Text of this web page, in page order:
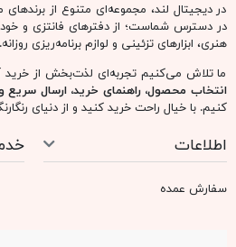
در دیجیتال لند، مجموعه‌ای متنوع از
در دسترس شماست؛ از دفترهای فانتزی و
هنری، ابزارهای تزئینی و لوازم برنامه‌ریزی روزانه.
ما تلاش می‌کنیم تجربه‌ای لذت‌بخش از خرید
انتخاب محصول، راهنمای خرید، ارسال سریع
کنیم. با خیال راحت خرید کنید و از دنیای
اطلاعات
سفارش عمده